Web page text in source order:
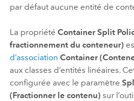
par défaut aucune entité de
La propriété Container Split
fractionnement du conteneur)
d’association Container
aux classes d’entités linéaires.
configurée avec le paramètre
(Fractionner le contenu) sur l’outil